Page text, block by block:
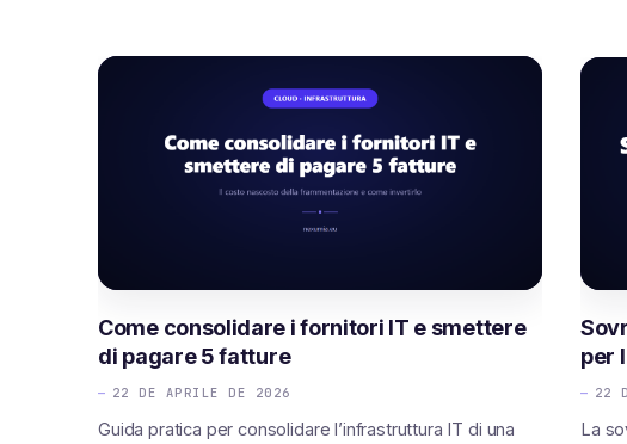
Come consolidare i fornitori IT e smettere
di pagare 5 fatture
22 DE APRILE DE 2026
Guida pratica per consolidare l’infrastruttura IT di una
per
22
La